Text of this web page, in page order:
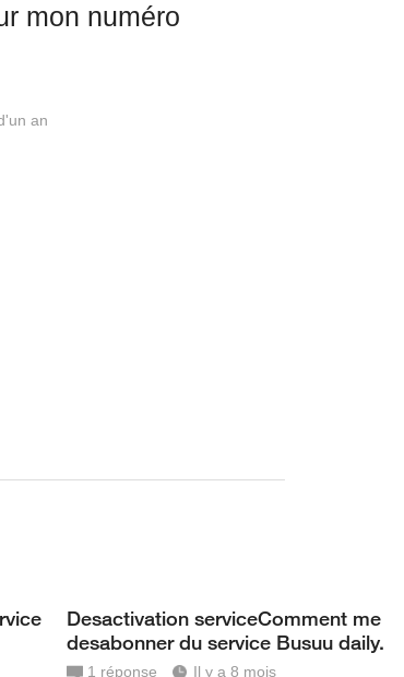
mon numéro
an
Desactivation serviceComment me
desabonner du service Busuu daily.
1 réponse Il y a 8 mois